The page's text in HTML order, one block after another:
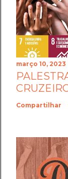
março 10, 2023
Compartilhar